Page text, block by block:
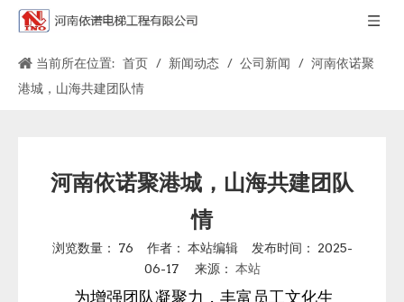
当前所在位置: 首页 / 新闻动态 / 公司新闻 / 河南依诺聚
港城，山海共建团队情
河南依诺聚港城，山海共建团队
情
浏览数量： 76 作者： 本站编辑 发布时间： 2025-
06-17 来源： 本站
为增强团队凝聚力，丰富员工文化生